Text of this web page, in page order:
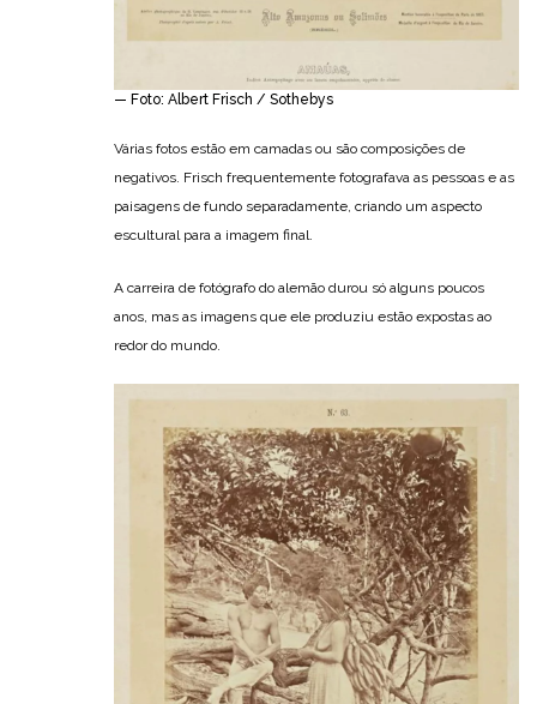
— Foto: Albert Frisch / Sothebys
Várias fotos estão em camadas ou são composições de
negativos. Frisch frequentemente fotografava as pessoas e as
paisagens de fundo separadamente, criando um aspecto
escultural para a imagem final.
A carreira de fotógrafo do alemão durou só alguns poucos
anos, mas as imagens que ele produziu estão expostas ao
redor do mundo.